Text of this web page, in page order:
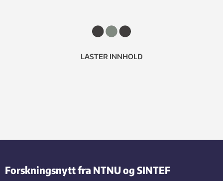
LASTER INNHOLD
Forskningsnytt fra NTNU og SINTEF